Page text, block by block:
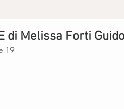
di Melissa Forti
19